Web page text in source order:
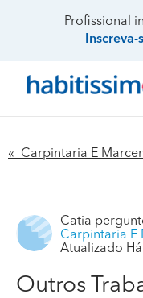
Profissional
Catia
Carpintaria E
Atualizado
Outros